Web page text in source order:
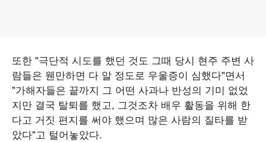
또한 "극단적 시도를 했던 것도 그때 당시 현주 주변 사
람들은 웬만하면 다 알 정도로 우울증이 심했다"면서
"가해자들은 끝까지 그 어떤 사과나 반성의 기미 없었
지만 결국 탈퇴를 했고, 그것조차 배우 활동을 위해 한
다고 거짓 편지를 써야 했으며 많은 사람의 질타를 받
았다"고 털어놓았다.